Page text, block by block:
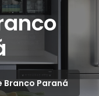
Branco Paraná